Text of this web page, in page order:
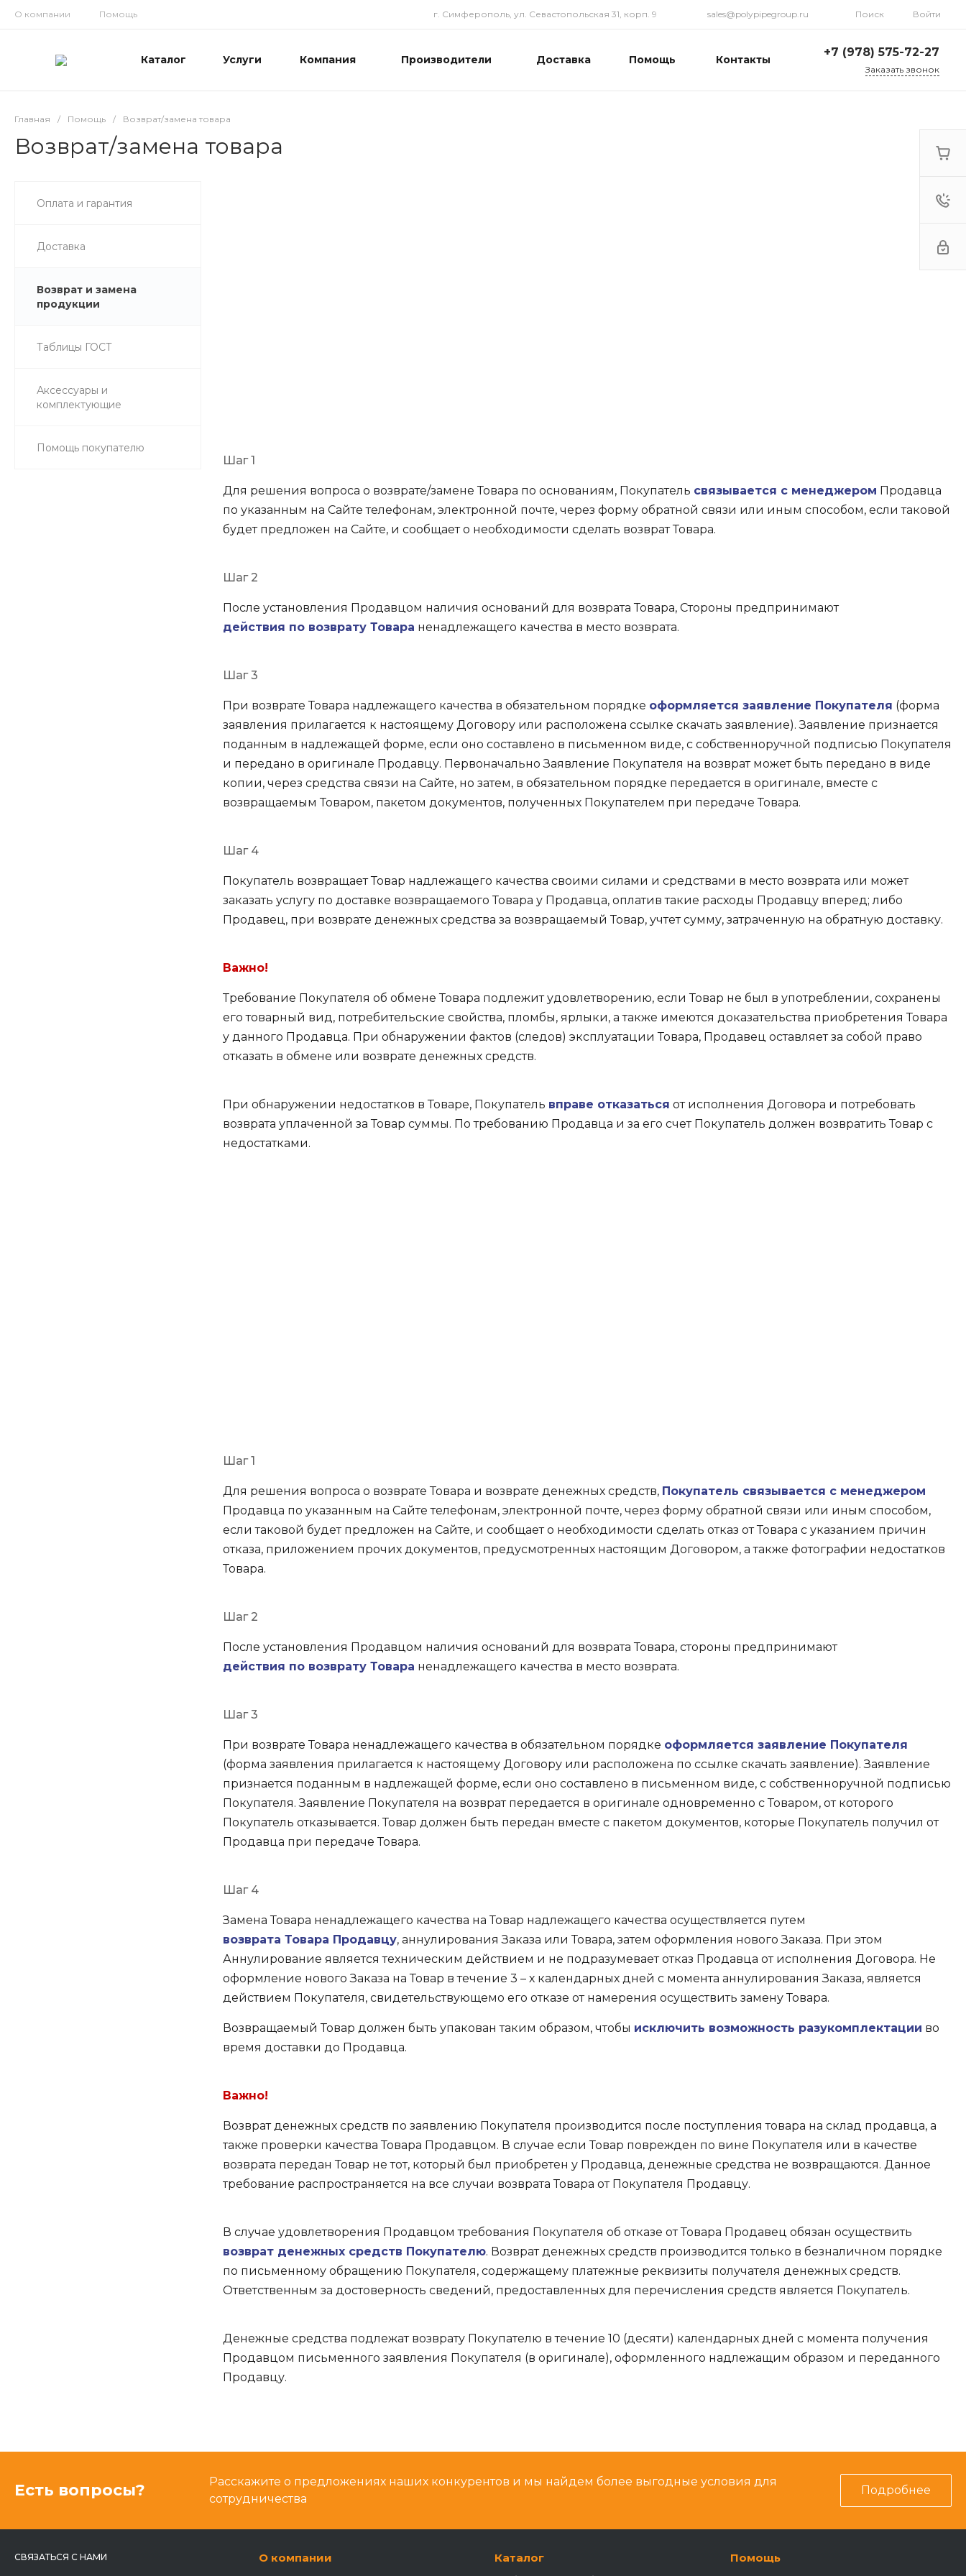
О компании Помощь г. Симферополь, ул. Севастопольская 31, корп. 9 sales@polypipegroup.ru Поиск Войти
Каталог Услуги Компания Производители Доставка Помощь Контакты
+7 (978) 575-72-27
Заказать звонок
Главная / Помощь / Возврат/замена товара
Возврат/замена товара
Оплата и гарантия
Доставка
Возврат и замена
продукции
Таблицы ГОСТ
Аксессуары и
комплектующие
Помощь покупателю
Шаг 1
Для решения вопроса о возврате/замене Товара по основаниям, Покупатель связывается с менеджером Продавца
по указанным на Сайте телефонам, электронной почте, через форму обратной связи или иным способом, если таковой
будет предложен на Сайте, и сообщает о необходимости сделать возврат Товара.
Шаг 2
После установления Продавцом наличия оснований для возврата Товара, Стороны предпринимают
действия по возврату Товара ненадлежащего качества в место возврата.
Шаг 3
При возврате Товара надлежащего качества в обязательном порядке оформляется заявление Покупателя (форма
заявления прилагается к настоящему Договору или расположена ссылке скачать заявление). Заявление признается
поданным в надлежащей форме, если оно составлено в письменном виде, с собственноручной подписью Покупателя
и передано в оригинале Продавцу. Первоначально Заявление Покупателя на возврат может быть передано в виде
копии, через средства связи на Сайте, но затем, в обязательном порядке передается в оригинале, вместе с
возвращаемым Товаром, пакетом документов, полученных Покупателем при передаче Товара.
Шаг 4
Покупатель возвращает Товар надлежащего качества своими силами и средствами в место возврата или может
заказать услугу по доставке возвращаемого Товара у Продавца, оплатив такие расходы Продавцу вперед; либо
Продавец, при возврате денежных средства за возвращаемый Товар, учтет сумму, затраченную на обратную доставку.
Важно!
Требование Покупателя об обмене Товара подлежит удовлетворению, если Товар не был в употреблении, сохранены
его товарный вид, потребительские свойства, пломбы, ярлыки, а также имеются доказательства приобретения Товара
у данного Продавца. При обнаружении фактов (следов) эксплуатации Товара, Продавец оставляет за собой право
отказать в обмене или возврате денежных средств.
При обнаружении недостатков в Товаре, Покупатель вправе отказаться от исполнения Договора и потребовать
возврата уплаченной за Товар суммы. По требованию Продавца и за его счет Покупатель должен возвратить Товар с
недостатками.
Шаг 1
Для решения вопроса о возврате Товара и возврате денежных средств, Покупатель связывается с менеджером
Продавца по указанным на Сайте телефонам, электронной почте, через форму обратной связи или иным способом,
если таковой будет предложен на Сайте, и сообщает о необходимости сделать отказ от Товара с указанием причин
отказа, приложением прочих документов, предусмотренных настоящим Договором, а также фотографии недостатков
Товара.
Шаг 2
После установления Продавцом наличия оснований для возврата Товара, стороны предпринимают
действия по возврату Товара ненадлежащего качества в место возврата.
Шаг 3
При возврате Товара ненадлежащего качества в обязательном порядке оформляется заявление Покупателя
(форма заявления прилагается к настоящему Договору или расположена по ссылке скачать заявление). Заявление
признается поданным в надлежащей форме, если оно составлено в письменном виде, с собственноручной подписью
Покупателя. Заявление Покупателя на возврат передается в оригинале одновременно с Товаром, от которого
Покупатель отказывается. Товар должен быть передан вместе с пакетом документов, которые Покупатель получил от
Продавца при передаче Товара.
Шаг 4
Замена Товара ненадлежащего качества на Товар надлежащего качества осуществляется путем
возврата Товара Продавцу, аннулирования Заказа или Товара, затем оформления нового Заказа. При этом
Аннулирование является техническим действием и не подразумевает отказ Продавца от исполнения Договора. Не
оформление нового Заказа на Товар в течение 3 – х календарных дней с момента аннулирования Заказа, является
действием Покупателя, свидетельствующемо его отказе от намерения осуществить замену Товара.
Возвращаемый Товар должен быть упакован таким образом, чтобы исключить возможность разукомплектации во
время доставки до Продавца.
Важно!
Возврат денежных средств по заявлению Покупателя производится после поступления товара на склад продавца, а
также проверки качества Товара Продавцом. В случае если Товар поврежден по вине Покупателя или в качестве
возврата передан Товар не тот, который был приобретен у Продавца, денежные средства не возвращаются. Данное
требование распространяется на все случаи возврата Товара от Покупателя Продавцу.
В случае удовлетворения Продавцом требования Покупателя об отказе от Товара Продавец обязан осуществить
возврат денежных средств Покупателю. Возврат денежных средств производится только в безналичном порядке
по письменному обращению Покупателя, содержащему платежные реквизиты получателя денежных средств.
Ответственным за достоверность сведений, предоставленных для перечисления средств является Покупатель.
Денежные средства подлежат возврату Покупателю в течение 10 (десяти) календарных дней с момента получения
Продавцом письменного заявления Покупателя (в оригинале), оформленного надлежащим образом и переданного
Продавцу.
Есть вопросы?
Расскажите о предложениях наших конкурентов и мы найдем более выгодные условия для
сотрудничества
Подробнее
СВЯЗАТЬСЯ С НАМИ О компании Каталог Помощь